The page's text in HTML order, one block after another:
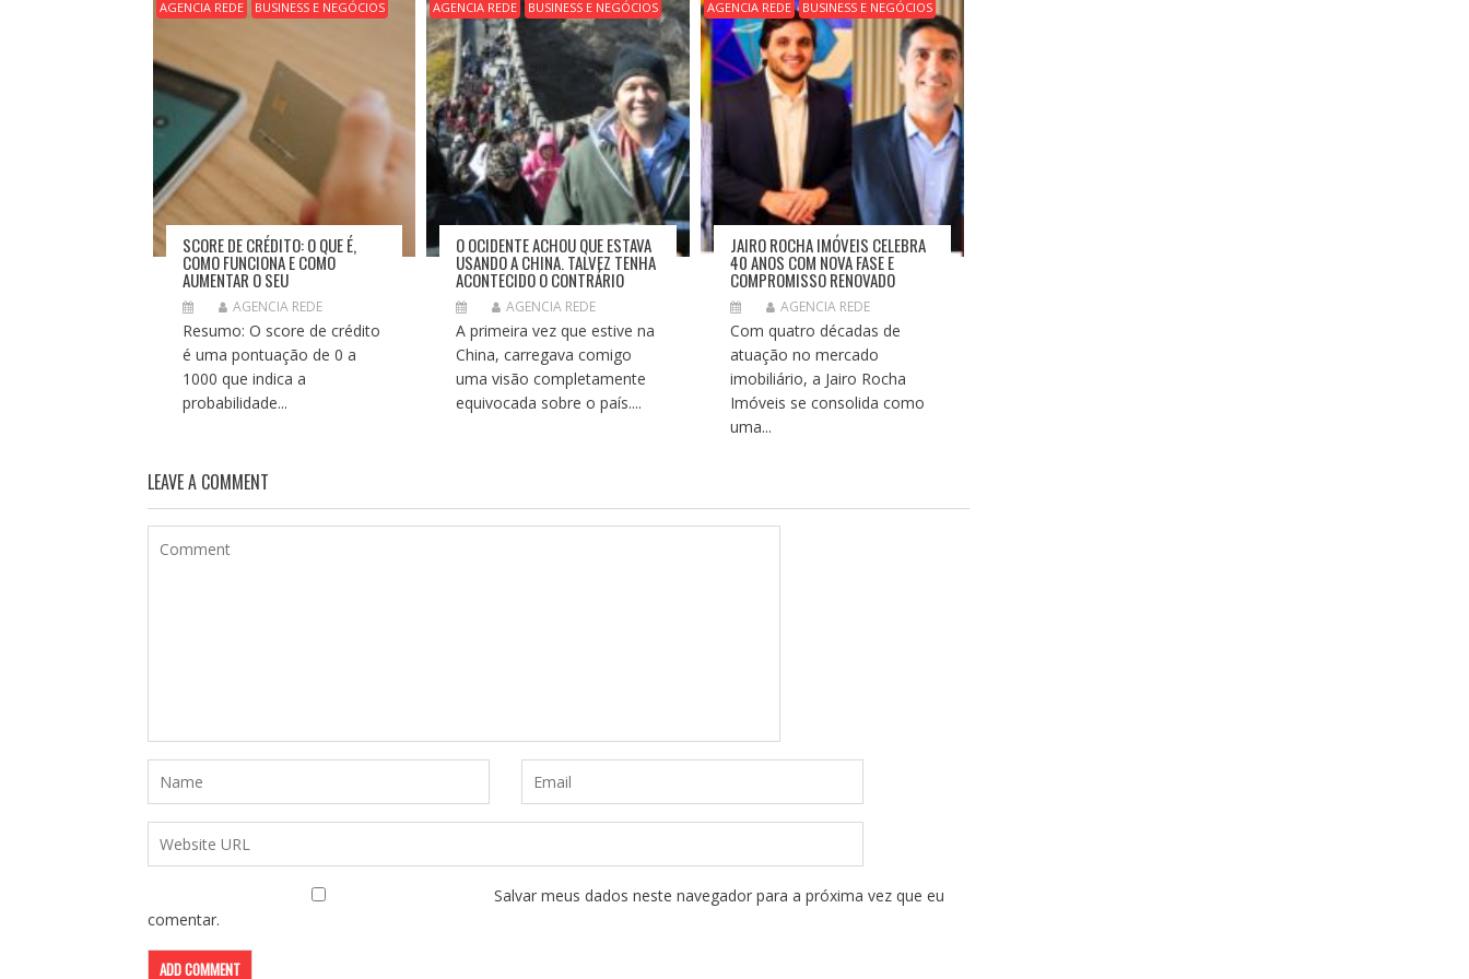
O
D
E
P
O
T
AGENCIA REDE BUSINESS E NEGÓCIOS
SCORE DE CRÉDITO: O QUE É,
COMO FUNCIONA E COMO
AUMENTAR O SEU
AGENCIA REDE
Resumo: O score de crédito
é uma pontuação de 0 a
1000 que indica a
probabilidade...
AGENCIA REDE BUSINESS E NEGÓCIOS
O OCIDENTE ACHOU QUE ESTAVA
USANDO A CHINA. TALVEZ TENHA
ACONTECIDO O CONTRÁRIO
AGENCIA REDE
A primeira vez que estive na
China, carregava comigo
uma visão completamente
equivocada sobre o país....
AGENCIA REDE BUSINESS E NEGÓCIOS
JAIRO ROCHA IMÓVEIS CELEBRA
40 ANOS COM NOVA FASE E
COMPROMISSO RENOVADO
AGENCIA REDE
Com quatro décadas de
atuação no mercado
imobiliário, a Jairo Rocha
Imóveis se consolida como
uma...
LEAVE A COMMENT
Salvar meus dados neste navegador para a próxima vez que eu
comentar.